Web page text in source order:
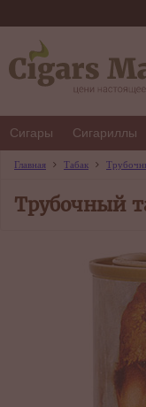
Сигары Сигариллы
Главная Табак
Трубочный